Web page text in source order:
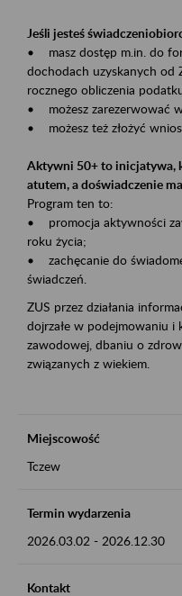
Jeśli jesteś
• masz dostęp m.in. do
dochodach uzyskanych od
rocznego obliczenia
• możesz zarezerwować
• możesz też złożyć
Aktywni 50+ to inicjatywa,
atutem, a doświadczenie
Program ten to:
• promocja aktywności
roku życia;
• zachęcanie do
świadczeń.
ZUS przez działania
dojrzałe w podejmowaniu
zawodowej, dbaniu o
związanych z wiekiem.
Miejscowość
Tczew
Termin wydarzenia
2026.03.02 - 2026.12.30
Kontakt